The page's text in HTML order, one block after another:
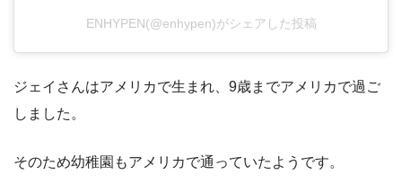
ENHYPEN(@enhypen)がシェアした投稿
ジェイさんはアメリカで生まれ、9歳までアメリカで過ご
しました。
そのため幼稚園もアメリカで通っていたようです。